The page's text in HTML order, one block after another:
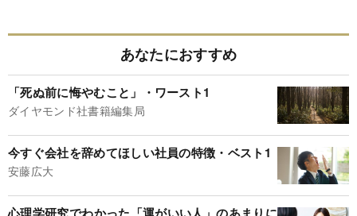
あなたにおすすめ
「死ぬ前に悔やむこと」・ワースト1
ダイヤモンド社書籍編集局
今すぐ会社を辞めてほしい社員の特徴・ベスト1
安藤広大
心理学研究でわかった「運がいい人」のあまりに